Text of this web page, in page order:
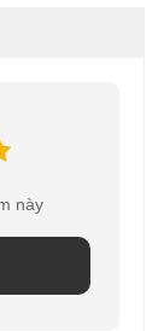
này